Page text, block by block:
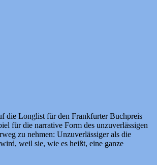
die Longlist für den Frankfurter Buchpreis
für die narrative Form des unzuverlässigen
zu nehmen: Unzuverlässiger als die
weil sie, wie es heißt, eine ganze